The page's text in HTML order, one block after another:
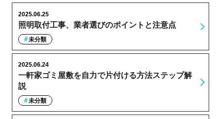
照明取付工事、業者選びのポイントと注意点
2025.06.25
未分類
一軒家ゴミ屋敷を自力で片付ける方法ステップ解
説
2025.06.24
未分類